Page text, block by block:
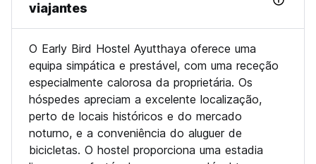
viajantes
O Early Bird Hostel Ayutthaya oferece uma
equipa simpática e prestável, com uma receção
especialmente calorosa da proprietária. Os
hóspedes apreciam a excelente localização,
perto de locais históricos e do mercado
noturno, e a conveniência do aluguer de
bicicletas. O hostel proporciona uma estadia